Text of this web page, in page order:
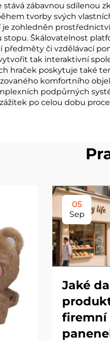
zábavnou sdílenou
tvorby svých
zohledněn
Škálovatelnost
či vzdělávací
tak interaktivní
hraček poskytuje také
komfortního
podpůrných
po celou dobu
05
Sep
Jaké
firemní